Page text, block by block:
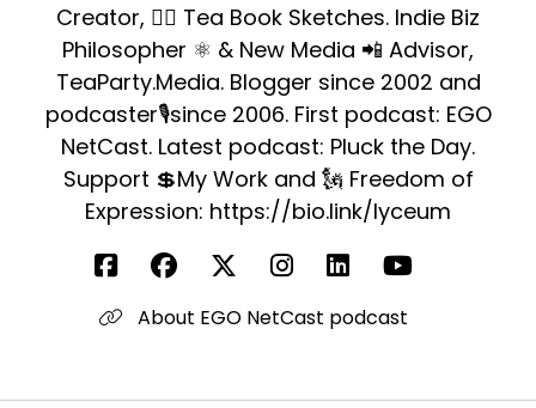
Creator, ✍🏻 Tea Book Sketches. Indie Biz
Philosopher ⚛️ & New Media 📲 Advisor,
TeaParty.Media. Blogger since 2002 and
podcaster🎙since 2006. First podcast: EGO
NetCast. Latest podcast: Pluck the Day.
Support 💲My Work and 🗽 Freedom of
Expression: https://bio.link/lyceum
About EGO NetCast podcast